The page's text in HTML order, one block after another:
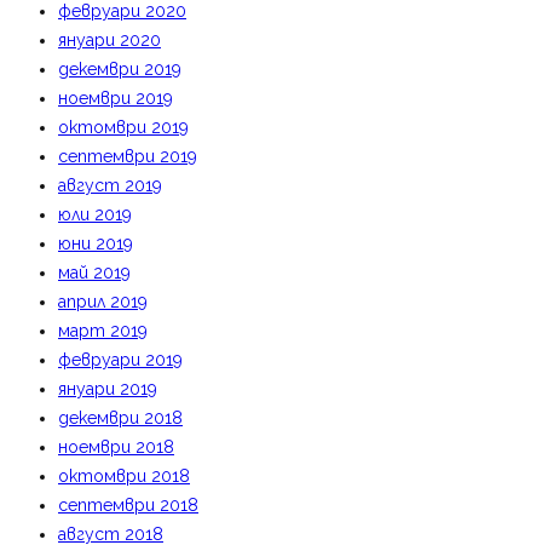
февруари 2020
януари 2020
декември 2019
ноември 2019
октомври 2019
септември 2019
август 2019
юли 2019
юни 2019
май 2019
април 2019
март 2019
февруари 2019
януари 2019
декември 2018
ноември 2018
октомври 2018
септември 2018
август 2018